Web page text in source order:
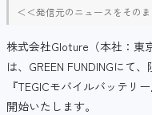
＜＜発信元のニュースをその
株式会社Gloture（本社：東
は、GREEN FUNDINGにて
『TEGICモバイルバッテリ
開始いたします。